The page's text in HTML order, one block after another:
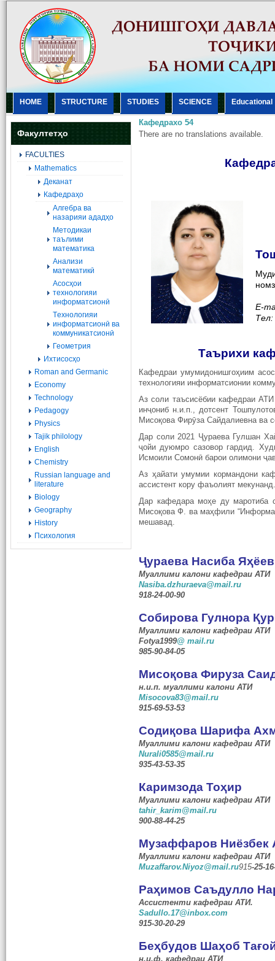
HOME STRUCTURE STUDIES SCIENCE Еducational
Факултетҳо
FACULTIES
Mathematics
Деканат
Кафедраҳо
Алгебра ва
назарияи ададҳо
Методикаи
таълими
математика
Анализи
математикӣ
Асосҳои
технологияи
информатсионӣ
Tехнологияи
информатсионӣ ва
коммуникатсионӣ
Геометрия
Ихтисосҳо
Roman and Germanic
Economy
Technology
Pedagogy
Physics
Tajik philology
English
Chemistry
Russian language and
literature
Biology
Geography
History
Психология
Кафедрахо 54
There are no translations available.
E-
Тел:
Таърихи
Кафедраи умумидонишгоҳиим
технологияи информатсионии
Аз соли таъсисёбии кафедраи
инҷониб н.и.п., дотсент
Мисоқова Фирӯза Сайдалиевна ва
Дар соли 2021 Ҷураева Гулшан
ҷойи дуюмро сазовор гардид.
Исмоили Сомонӣ барои олимони
Аз ҳайати умумии кормандони
ассистент кору фаъолият
Дар кафедара моҳе ду маротиба
Мисоқова Ф. ва маҳфили
мешавад.
Ҷураева Насиба Яҳ
Муаллими калони кафедраи АТИ
Nasiba.dzhuraeva@mail.ru
918-24-00-90
Cобирова Гулнора Қ
Муаллими калони кафедраи АТИ
Fotya1999@ mail.ru
985-90-84-05
Мисоқова Фируза
н.и.п. муаллими калони АТИ
Misocova83@mail.ru
915-69-53-53
Cодиқова Шарифа
Муаллими калони кафедраи АТИ
Nurali0585@mail.ru
935-43-53-35
Каримзода Тоҳир
Муаллими калони кафедраи АТИ
tahir_karim@mail.ru
900-88-44-25
Музаффаров Ниёзбек
Муаллими калони кафедраи АТИ
Muzaffarov.Niyoz@mail.ru915-25-
Раҳимов Саъдулло
Ассистенти кафедраи АТИ.
Sadullo.17@inbox.com
915-30-20-29
Беҳбудов Шаҳоб
н.и.ф. кафедраи АТИ